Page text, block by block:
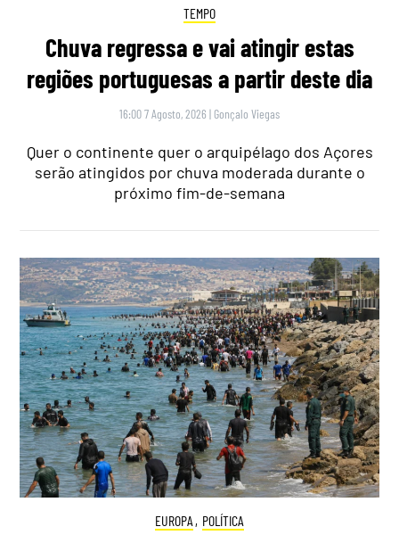
TEMPO
Chuva regressa e vai atingir estas
regiões portuguesas a partir deste dia
16:00 7 Agosto, 2026 | Gonçalo Viegas
Quer o continente quer o arquipélago dos Açores
serão atingidos por chuva moderada durante o
próximo fim-de-semana
EUROPA , POLÍTICA